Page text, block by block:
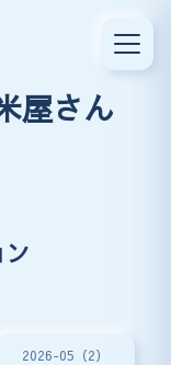
屋さん
2026-05（2）